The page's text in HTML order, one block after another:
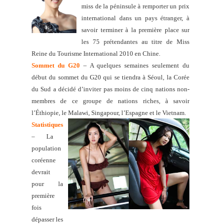
miss de la péninsule à remporter un prix
international dans un pays étranger, à
savoir terminer à la première place sur
les 75 prétendantes au titre de Miss
Reine du Tourisme International 2010 en Chine.
Sommet du G20 – A quelques semaines seulement du
début du sommet du G20 qui se tiendra à Séoul, la Corée
du Sud a décidé d’inviter pas moins de cinq nations non-
membres de ce groupe de nations riches, à savoir
l’Éthiopie, le Malawi, Singapour, l’Espagne et le Vietnam.
Statistiques
– La
population
coréenne
devrait
pour la
première
fois
dépasser les